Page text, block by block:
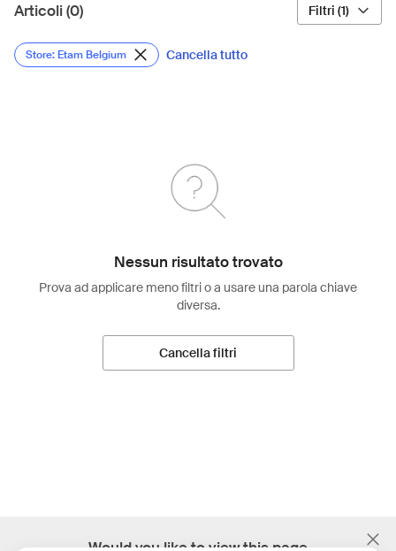
Articoli (0) Filtri (1)
Store: Etam Belgium Cancella tutto
Nessun risultato trovato
Prova ad applicare meno filtri o a usare una parola chiave
diversa.
Cancella filtri